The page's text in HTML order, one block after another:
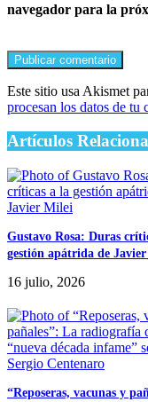
navegador para la
Este sitio usa Akismet
procesan los datos de tu
Artículos
Gustavo Rosa: Duras
gestión apátrida de
16 julio, 2026
“Reposeras, vacunas y